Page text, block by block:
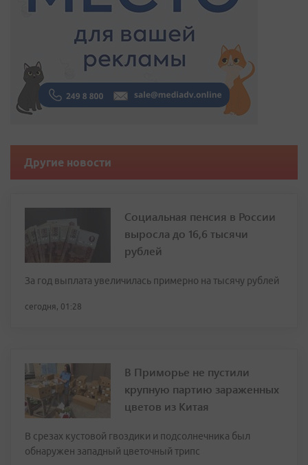
Другие новости
Социальная пенсия в России
выросла до 16,6 тысячи
рублей
За год выплата увеличилась примерно на тысячу рублей
сегодня, 01:28
В Приморье не пустили
крупную партию зараженных
цветов из Китая
В срезах кустовой гвоздики и подсолнечника был
обнаружен западный цветочный трипс